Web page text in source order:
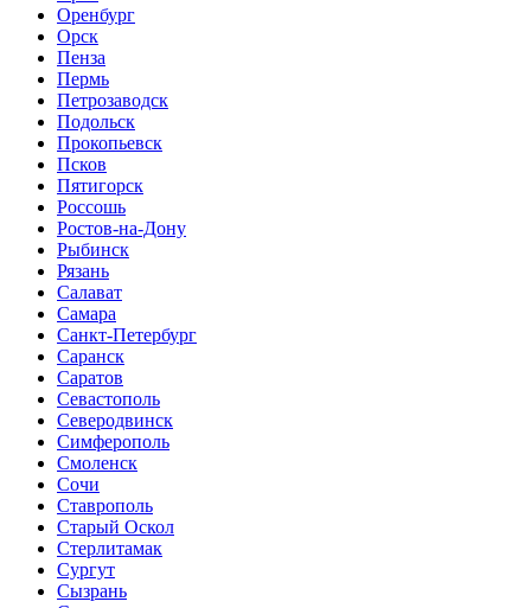
Оренбург
Орск
Пенза
Пермь
Петрозаводск
Подольск
Прокопьевск
Псков
Пятигорск
Россошь
Ростов-на-Дону
Рыбинск
Рязань
Салават
Самара
Санкт-Петербург
Саранск
Саратов
Севастополь
Северодвинск
Симферополь
Смоленск
Сочи
Ставрополь
Старый Оскол
Стерлитамак
Сургут
Сызрань